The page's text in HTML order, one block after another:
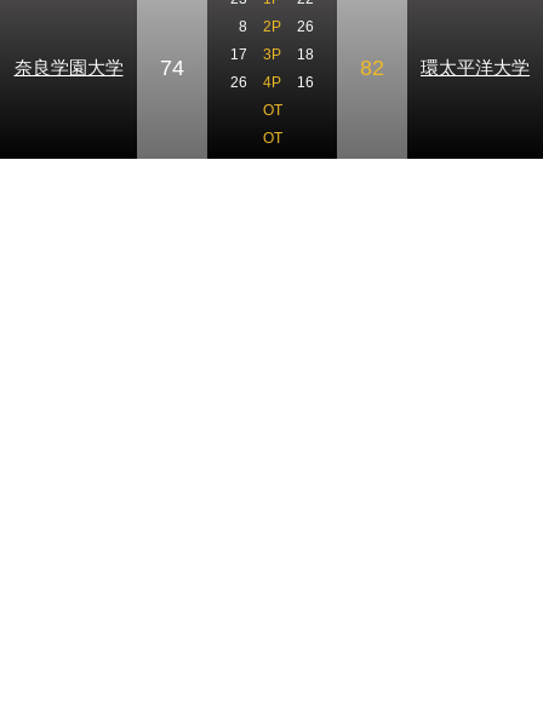
奈良学園大学 74
8
2P
26
17
3P
18
26
4P
16
OT
OT
82 環太平洋大学